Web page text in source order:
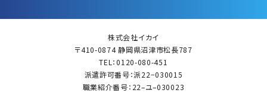
株式会社イカイ
〒410-0874 静岡県沼津市松長787
TEL：0120-080-451
派遣許可番号：派22−030015
職業紹介番号：22–ユ–030023